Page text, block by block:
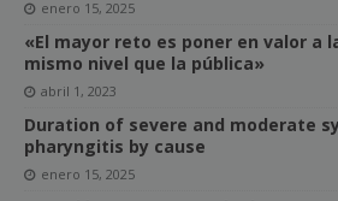
enero 15, 2025
«El mayor reto es poner en valor a
mismo nivel que la pública»
abril 1, 2023
Duration of severe and moderate
pharyngitis by cause
enero 15, 2025